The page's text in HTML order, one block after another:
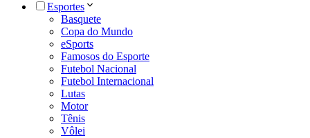
Esportes
Basquete
Copa do Mundo
eSports
Famosos do Esporte
Futebol Nacional
Futebol Internacional
Lutas
Motor
Tênis
Vôlei